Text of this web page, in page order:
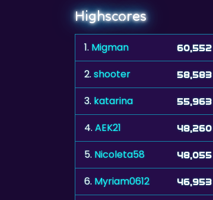
Highscores
1. Migman 60,552
2.shooter 58,583
3. katarina 55,963
4.AEK21 48,260
5. Nicoleta58 48,055
6. Myriam0612 46,953